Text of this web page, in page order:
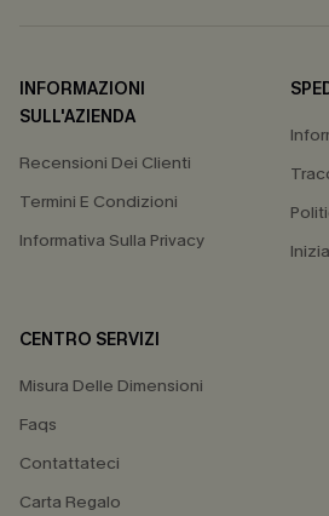
INFORMAZIONI
SULL'AZIENDA
Recensioni Dei Clienti
Termini E Condizioni
Informativa Sulla Privacy
CENTRO SERVIZI
Misura Delle Dimensioni
Faqs
Contattateci
Carta Regalo